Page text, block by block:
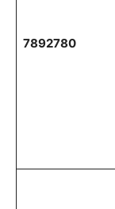
7892780